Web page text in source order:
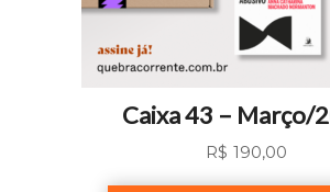
Caixa 43 – Março/
R$ 190,00